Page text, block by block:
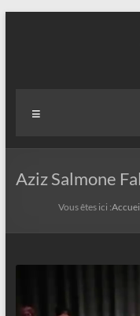
Fall
Internationaliste
Aziz Salmone
Vous êtes ici :